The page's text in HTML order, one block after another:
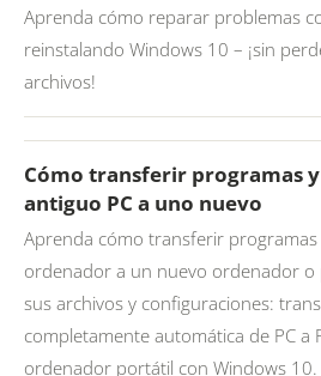
Aprenda cómo reparar problemas
reinstalando Windows 10 – ¡sin
archivos!
Cómo transferir programas
antiguo PC a uno nuevo
Aprenda cómo transferir programas
ordenador a un nuevo ordenador o
sus archivos y configuraciones:
completamente automática de PC a
ordenador portátil con Windows 10.